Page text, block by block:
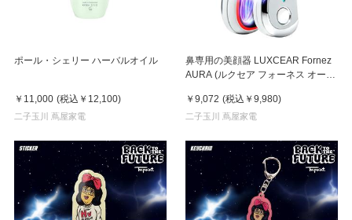
ポール・シェリー ハーバルオイル
￥11,000 (税込 ￥12,100)
二子玉川 蔦屋家電
鼻専用の美顔器 LUXCEAR Fornez
AURA (ルクセア フォーネス オー
￥9,072 (税込 ￥9,980)
二子玉川 蔦屋家電